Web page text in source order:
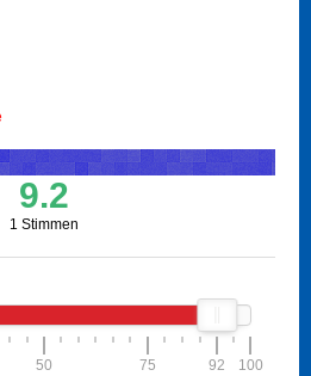
9.2
1 Stimmen
50 75 92 100